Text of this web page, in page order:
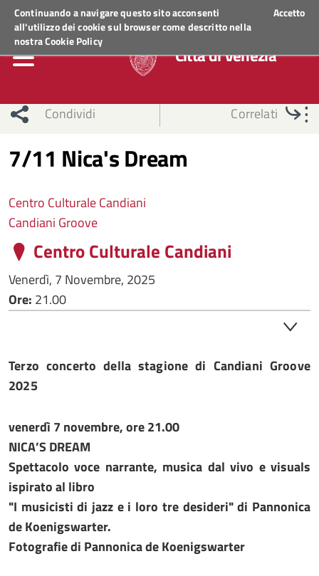
Continuando a navigare questo sito acconsenti
all'utilizzo dei cookie sul browser come descritto nella
nostraCookie Policy
Accetto
Regione Veneto ACCEDI AI SERVIZI
Città di Venezia
Condividi Correlati
7/11 Nica's Dream
Centro Culturale Candiani
Candiani Groove
Centro Culturale Candiani
Venerdì, 7 Novembre, 2025
Ore: 21.00
Terzo concerto della stagione di Candiani Groove
2025
venerdì 7 novembre, ore 21.00
NICA’S DREAM
Spettacolo voce narrante, musica dal vivo e visuals
ispirato al libro
"I musicisti di jazz e i loro tre desideri"di Pannonica
de Koenigswarter.
Fotografie di Pannonica de Koenigswarter